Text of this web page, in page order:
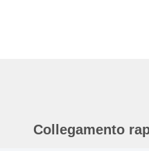
Collegamento